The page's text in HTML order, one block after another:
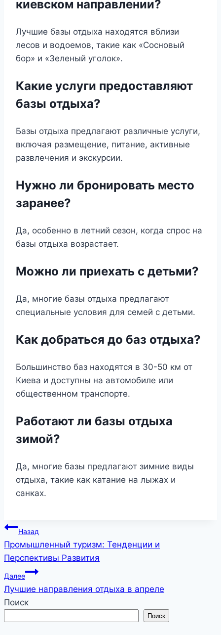
киевском направлении?
Лучшие базы отдыха находятся вблизи
лесов и водоемов, такие как «Сосновый
бор» и «Зеленый уголок».
Какие услуги предоставляют
базы отдыха?
Базы отдыха предлагают различные услуги,
включая размещение, питание, активные
развлечения и экскурсии.
Нужно ли бронировать место
заранее?
Да, особенно в летний сезон, когда спрос на
базы отдыха возрастает.
Можно ли приехать с детьми?
Да, многие базы отдыха предлагают
специальные условия для семей с детьми.
Как добраться до баз отдыха?
Большинство баз находятся в 30-50 км от
Киева и доступны на автомобиле или
общественном транспорте.
Работают ли базы отдыха
зимой?
Да, многие базы предлагают зимние виды
отдыха, такие как катание на лыжах и
санках.
Навигация
по
записям
Назад
Промышленный туризм: Тенденции и
Перспективы Развития
Далее
Лучшие направления отдыха в апреле
Поиск
Поиск